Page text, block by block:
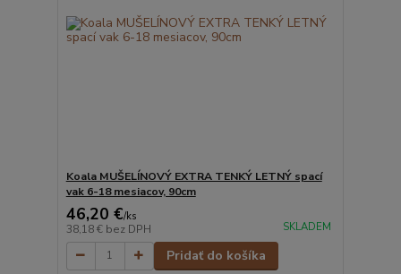
Koala MUŠELÍNOVÝ EXTRA TENKÝ LETNÝ spací
vak 6-18 mesiacov, 90cm
46,20 €/ks
38,18 € bez DPH SKLADEM
Pridať do košíka